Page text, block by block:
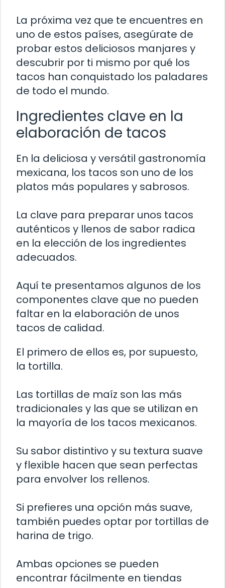
La próxima vez que te encuentres en
uno de estos países, asegúrate de
probar estos deliciosos manjares y
descubrir por ti mismo por qué los
tacos han conquistado los paladares
de todo el mundo.
Ingredientes clave en la
elaboración de tacos
En la deliciosa y versátil gastronomía
mexicana, los tacos son uno de los
platos más populares y sabrosos.
La clave para preparar unos tacos
auténticos y llenos de sabor radica
en la elección de los ingredientes
adecuados.
Aquí te presentamos algunos de los
componentes clave que no pueden
faltar en la elaboración de unos
tacos de calidad.
El primero de ellos es, por supuesto,
la tortilla.
Las tortillas de maíz son las más
tradicionales y las que se utilizan en
la mayoría de los tacos mexicanos.
Su sabor distintivo y su textura suave
y flexible hacen que sean perfectas
para envolver los rellenos.
Si prefieres una opción más suave,
también puedes optar por tortillas de
harina de trigo.
Ambas opciones se pueden
encontrar fácilmente en tiendas